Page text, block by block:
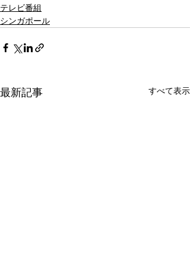
テレビ番組
シンガポール
最新記事 すべて表示